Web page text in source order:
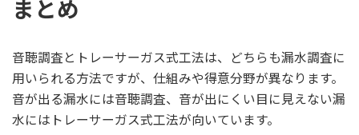
まとめ
音聴調査とトレーサーガス式工法は、どちらも漏水調査に
用いられる方法ですが、仕組みや得意分野が異なります。
音が出る漏水には音聴調査、音が出にくい目に見えない漏
水にはトレーサーガス式工法が向いています。